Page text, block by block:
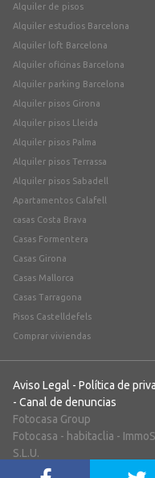
Alquiler de pisos
Alquiler estudios Barcelona
Alquiler loft Barcelona
Alquiler oficinas Barcelona
Alquiler parking Barcelona
Alquiler pisos Girona
Alquiler pisos Lleida
Alquiler pisos Palma
Alquiler pisos Terrassa
Alquiler pisos Sabadell
Apartamentos Calafell
casas Costa Brava
Casas Formentera
Casas Girona
Casas Mallorca
Casas Tarragona
Pisos Castelldefels
Comprar viviendas
Aviso Legal - Política de
- Canal de denuncias
Fotocasa Group
Fotocasa - habitaclia -
S.L.U.